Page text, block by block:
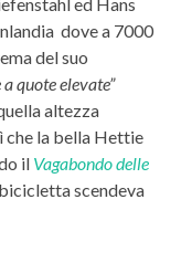
dove a 7000
del suo
quote elevate”
altezza
che la bella Hettie
il Vagabondo delle
scendeva